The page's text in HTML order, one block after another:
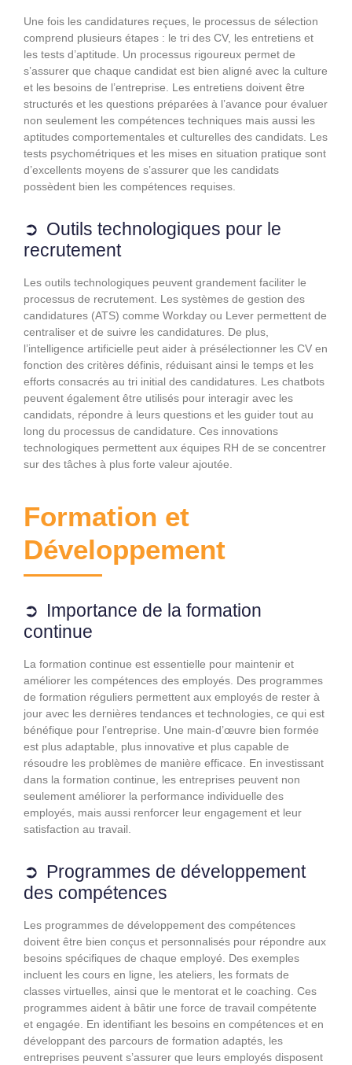
Une fois les candidatures reçues, le processus de sélection
comprend plusieurs étapes : le tri des CV, les entretiens et
les tests d’aptitude. Un processus rigoureux permet de
s’assurer que chaque candidat est bien aligné avec la culture
et les besoins de l’entreprise. Les entretiens doivent être
structurés et les questions préparées à l’avance pour évaluer
non seulement les compétences techniques mais aussi les
aptitudes comportementales et culturelles des candidats. Les
tests psychométriques et les mises en situation pratique sont
d’excellents moyens de s’assurer que les candidats
possèdent bien les compétences requises.
Outils technologiques pour le
recrutement
Les outils technologiques peuvent grandement faciliter le
processus de recrutement. Les systèmes de gestion des
candidatures (ATS) comme Workday ou Lever permettent de
centraliser et de suivre les candidatures. De plus,
l’intelligence artificielle peut aider à présélectionner les CV en
fonction des critères définis, réduisant ainsi le temps et les
efforts consacrés au tri initial des candidatures. Les chatbots
peuvent également être utilisés pour interagir avec les
candidats, répondre à leurs questions et les guider tout au
long du processus de candidature. Ces innovations
technologiques permettent aux équipes RH de se concentrer
sur des tâches à plus forte valeur ajoutée.
Formation et
Développement
Importance de la formation
continue
La formation continue est essentielle pour maintenir et
améliorer les compétences des employés. Des programmes
de formation réguliers permettent aux employés de rester à
jour avec les dernières tendances et technologies, ce qui est
bénéfique pour l’entreprise. Une main-d’œuvre bien formée
est plus adaptable, plus innovative et plus capable de
résoudre les problèmes de manière efficace. En investissant
dans la formation continue, les entreprises peuvent non
seulement améliorer la performance individuelle des
employés, mais aussi renforcer leur engagement et leur
satisfaction au travail.
Programmes de développement
des compétences
Les programmes de développement des compétences
doivent être bien conçus et personnalisés pour répondre aux
besoins spécifiques de chaque employé. Des exemples
incluent les cours en ligne, les ateliers, les formats de
classes virtuelles, ainsi que le mentorat et le coaching. Ces
programmes aident à bâtir une force de travail compétente
et engagée. En identifiant les besoins en compétences et en
développant des parcours de formation adaptés, les
entreprises peuvent s’assurer que leurs employés disposent